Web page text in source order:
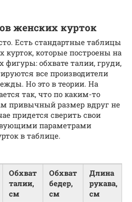
женских курток
Есть стандартные таблицы
курток, которые построены на
фигуры: обхвате талии, груди,
все производители
Но это в теории. На
так, что по каким-то
привычный размер вдруг не
придется сверить свои
параметрами
в таблице.
Обхват
талии,
см
Обхват
бедер,
см
Длина
рукава,
см